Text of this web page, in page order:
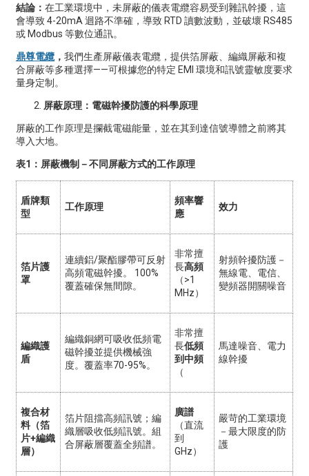
結論： 在工業環境中，未屏蔽的儀表電纜容易受到雜訊幹擾，這
會導致 4-20mA 迴路不準確，導致 RTD 讀數波動，並破壞 RS485
或 Modbus 等數位通訊。
鼎尊電纜， 我們生產屏蔽儀表電纜，提供箔屏蔽、編織屏蔽和複
合屏蔽等多種選擇——可根據您的特定 EMI 環境和訊號靈敏度要求
量身定制。
屏蔽原理：電磁幹擾防護的科學原理
屏蔽的工作原理是攔截電磁能量，並在其到達信號導體之前將其
導入大地。
表1：屏蔽機制－不同屏蔽方式的工作原理
盾牌類
型
工作原理
頻率響
應
效力
箔片護
罩
連續鋁/聚酯膠帶可反射
高頻電磁幹擾。 100%
覆蓋確保無間隙。
非常擅
長高頻
（>1
MHz）
射頻幹擾防護－
無線電、電信、
變頻器開關噪音
編織護
盾
編織銅網可吸收低頻電
磁幹擾並提供機械強
度。覆蓋率70-95%。
非常擅
長低頻
到中頻
（
馬達噪音、電力
線幹擾
複合材
料（箔
片+編織
層）
箔片阻擋高頻訊號；編
織層吸收低頻訊號。組
合屏蔽層覆蓋全頻譜。
廣譜
（直流
到
GHz）
嚴苛的工業環境
－最大限度的防
護